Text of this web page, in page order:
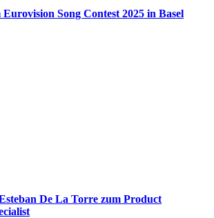
Song Contest 2025 in Basel
De La Torre zum Product